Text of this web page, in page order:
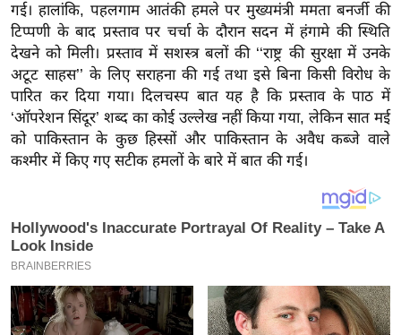
ष
ज्ञ
रा
य
ब
ज
ट
क्रि
के
ट
I
P
गई। हालांकि, पहलगाम आतंकी हमले पर मुख्यमंत्री ममता बनर्जी की
टिप्पणी के बाद प्रस्ताव पर चर्चा के दौरान सदन में हंगामे की स्थिति
देखने को मिली। प्रस्ताव में सशस्त्र बलों की ‘‘राष्ट्र की सुरक्षा में उनके
अटूट साहस’’ के लिए सराहना की गई तथा इसे बिना किसी विरोध के
पारित कर दिया गया। दिलचस्प बात यह है कि प्रस्ताव के पाठ में
‘ऑपरेशन सिंदूर’ शब्द का कोई उल्लेख नहीं किया गया, लेकिन सात मई
को पाकिस्तान के कुछ हिस्सों और पाकिस्तान के अवैध कब्जे वाले
कश्मीर में किए गए सटीक हमलों के बारे में बात की गई।